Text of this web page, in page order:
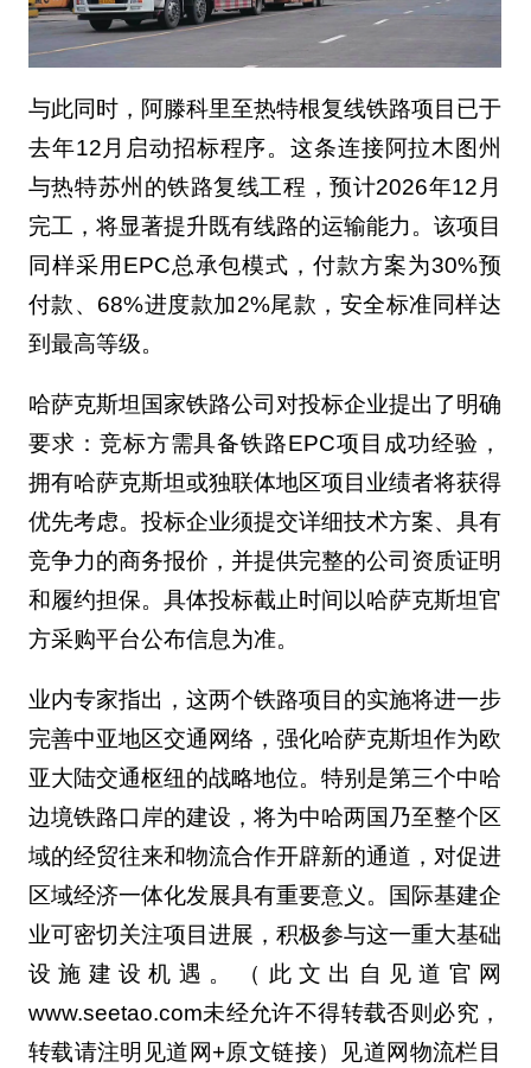
与此同时，阿滕科里至热特根复线铁路项目已于
去年12月启动招标程序。这条连接阿拉木图州
与热特苏州的铁路复线工程，预计2026年12月
完工，将显著提升既有线路的运输能力。该项目
同样采用EPC总承包模式，付款方案为30%预
付款、68%进度款加2%尾款，安全标准同样达
到最高等级。
哈萨克斯坦国家铁路公司对投标企业提出了明确
要求：竞标方需具备铁路EPC项目成功经验，
拥有哈萨克斯坦或独联体地区项目业绩者将获得
优先考虑。投标企业须提交详细技术方案、具有
竞争力的商务报价，并提供完整的公司资质证明
和履约担保。具体投标截止时间以哈萨克斯坦官
方采购平台公布信息为准。
业内专家指出，这两个铁路项目的实施将进一步
完善中亚地区交通网络，强化哈萨克斯坦作为欧
亚大陆交通枢纽的战略地位。特别是第三个中哈
边境铁路口岸的建设，将为中哈两国乃至整个区
域的经贸往来和物流合作开辟新的通道，对促进
区域经济一体化发展具有重要意义。国际基建企
业可密切关注项目进展，积极参与这一重大基础
设施建设机遇。（此文出自见道官网
www.seetao.com未经允许不得转载否则必究，
转载请注明见道网+原文链接）见道网物流栏目